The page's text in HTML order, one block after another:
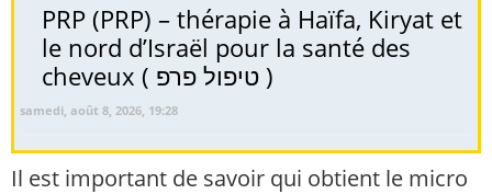
PRP (PRP) – thérapie à Haïfa, Kiryat et
le nord d’Israël pour la santé des
cheveux ( טיפול פרפ )
samedi, août 8, 2026, 19:28
Il est important de savoir qui obtient le micro